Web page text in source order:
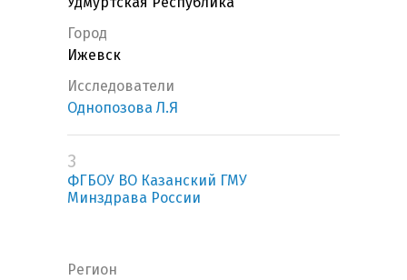
Город
Ижевск
Исследователи
Однопозова Л.Я
3
ФГБОУ ВО Казанский ГМУ
Минздрава России
Регион